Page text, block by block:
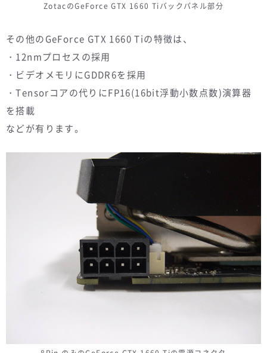
ZotacのGeForce GTX 1660 Tiバックパネル部分
その他のGeForce GTX 1660 Tiの特徴は、
・12nmプロセスの採用
・ビデオメモリにGDDR6を採用
・Tensorコアの代りにFP16(16bit浮動小数点数)演算器
を搭載
などが有ります。